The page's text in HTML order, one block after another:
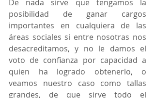
De nada sirve que tengamos la
posibilidad de ganar cargos
importantes en cualquiera de las
áreas sociales si entre nosotras nos
desacreditamos, y no le damos el
voto de confianza por capacidad a
quien ha logrado obtenerlo, o
veamos nuestro caso como tallas
grandes, de que sirve todo el